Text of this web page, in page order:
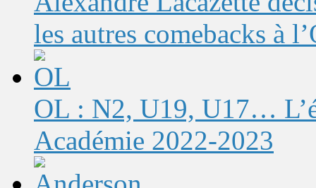
les autres comebacks à
OL : N2, U19, U17…
Académie 2022-2023